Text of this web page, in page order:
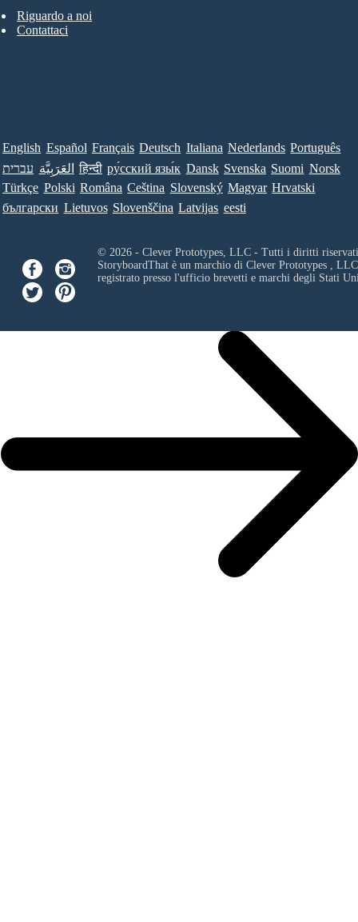
Riguardo a noi
Contattaci
English Español Français Deutsch Italiana Nederlands Português
עברית العَرَبِيَّة हिन्दी ру́сский язы́к Dansk Svenska Suomi Norsk
Türkçe Polski Româna Ceština Slovenský Magyar Hrvatski
български Lietuvos Slovenščina Latvijas eesti
© 2026 - Clever Prototypes, LLC - Tutti i diritti
StoryboardThat è un marchio di Clever Prototypes , LLC
registrato presso l'ufficio brevetti e marchi degli Stati